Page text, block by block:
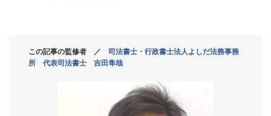
この記事の監修者 ／ 司法書士・行政書士法人よしだ法務事務
所 代表司法書士 吉田隼哉